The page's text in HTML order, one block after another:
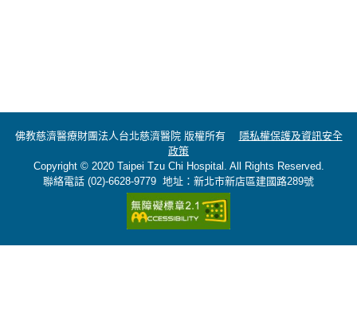
佛教慈濟醫療財團法人台北慈濟醫院 版權所有 隱私權保護及資訊安全
政策
Copyright © 2020 Taipei Tzu Chi Hospital. All Rights Reserved.
聯絡電話 (02)-6628-9779 地址：新北市新店區建國路289號